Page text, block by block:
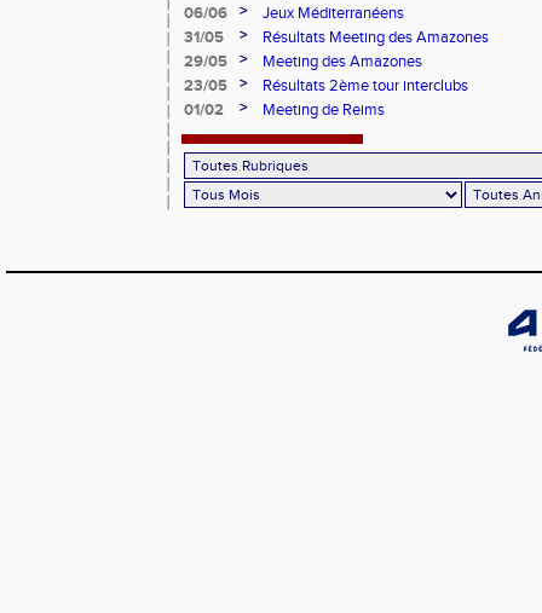
06/06
>
Jeux Méditerranéens
31/05
>
Résultats Meeting des Amazones
29/05
>
Meeting des Amazones
23/05
>
Résultats 2ème tour interclubs
01/02
> Meeting de Reims